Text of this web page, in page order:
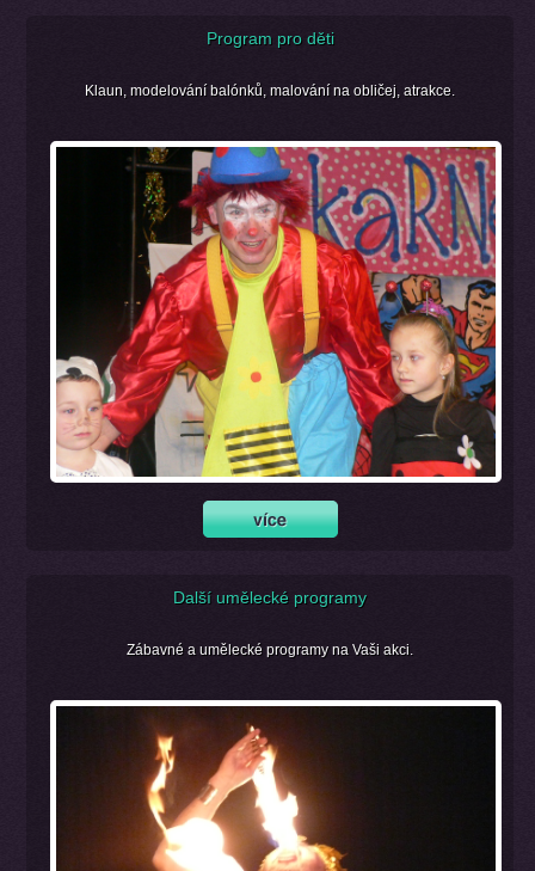
Program pro děti
Klaun, modelování balónků, malování na obličej, atrakce.
Další umělecké programy
Zábavné a umělecké programy na Vaši akci.